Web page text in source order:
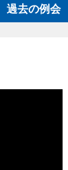
過去の例会